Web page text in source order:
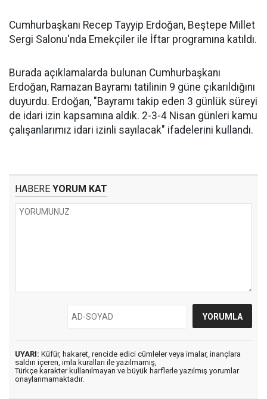
Cumhurbaşkanı Recep Tayyip Erdoğan, Beştepe Millet
Sergi Salonu'nda Emekçiler ile İftar programına katıldı.
Burada açıklamalarda bulunan Cumhurbaşkanı
Erdoğan, Ramazan Bayramı tatilinin 9 güne çıkarıldığını
duyurdu. Erdoğan, "Bayramı takip eden 3 günlük süreyi
de idari izin kapsamına aldık. 2-3-4 Nisan günleri kamu
çalışanlarımız idari izinli sayılacak" ifadelerini kullandı.
HABERE YORUM KAT
UYARI: Küfür, hakaret, rencide edici cümleler veya imalar, inançlara
saldırı içeren, imla kuralları ile yazılmamış,
Türkçe karakter kullanılmayan ve büyük harflerle yazılmış yorumlar
onaylanmamaktadır.